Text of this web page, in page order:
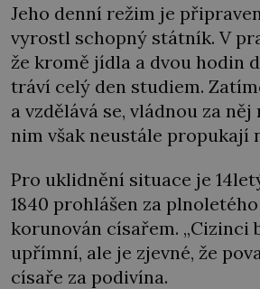
Jeho denní režim je
vyrostl schopný státník. V
že kromě jídla a dvou hodin
tráví celý den studiem.
a vzdělává se, vládnou za
nim však neustále propukají
Pro uklidnění situace je
1840 prohlášen za
korunován císařem. „Cizinci
upřímní, ale je zjevné, že
císaře za podivína.